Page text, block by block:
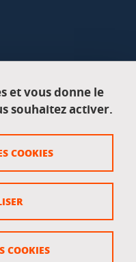
et vous donne le
souhaitez activer.
COOKIES
COOKIES